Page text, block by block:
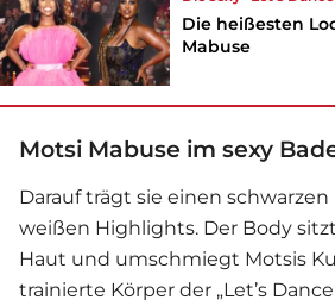
Die heißesten
Mabuse
Motsi Mabuse im sexy
Darauf trägt sie einen
weißen Highlights. Der Body
Haut und umschmiegt Motsis
trainierte Körper der „Let’s